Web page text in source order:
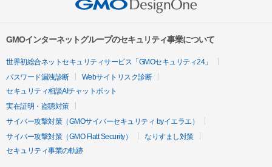
GMOインターネットグループのセキュリティ事業について
世界初総合ネットセキュリティサービス「GMOセキュリティ24」
パスワード漏洩診断
Webサイトリスク診断
セキュリティ相談AIチャットボット
実在証明・盗聴対策
サイバー攻撃対策（GMOサイバーセキュリティ byイエラエ）
サイバー攻撃対策（GMO Flatt Security）
なりすまし対策
セキュリティ事業の軌跡